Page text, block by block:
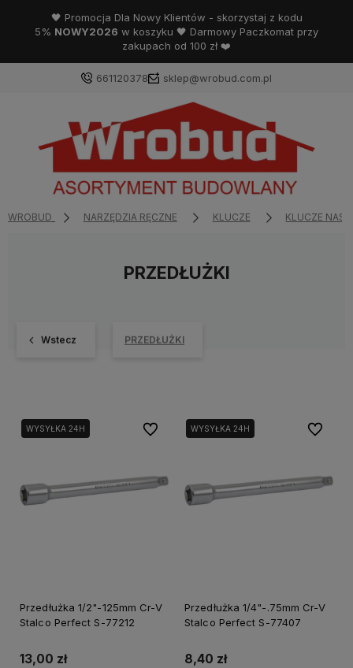
🖤 Promocja Dla Nowy Klientów - skorzystaj z kodu
5% NOWY2026 w koszyku 🖤 Darmowy Paczkomat przy
zakupach od 100 zł ❤️
661120378 sklep@wrobud.com.pl
WROBUD NARZĘDZIA RĘCZNE KLUCZE KLUCZE
PRZEDŁUŻKI
Wstecz PRZEDŁUŻKI
WYSYŁKA 24H
Przedłużka 1/2"-125mm Cr-V
Stalco Perfect S-77212
13,00 zł
Do ulubionychWYSYŁKA 24H
Przedłużka 1/4"-.75mm Cr-V
Stalco Perfect S-77407
8,40 zł
Do